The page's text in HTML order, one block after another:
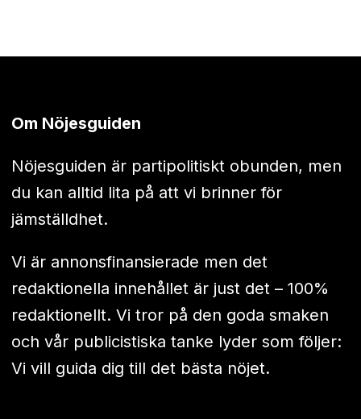
Om Nöjesguiden
Nöjesguiden är partipolitiskt obunden, men
du kan alltid lita på att vi brinner för
jämställdhet.
Vi är annonsfinansierade men det
redaktionella innehållet är just det – 100%
redaktionellt. Vi tror på den goda smaken
och vår publicistiska tanke lyder som följer:
Vi vill guida dig till det bästa nöjet.